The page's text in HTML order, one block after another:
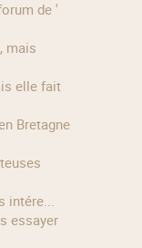
intére...